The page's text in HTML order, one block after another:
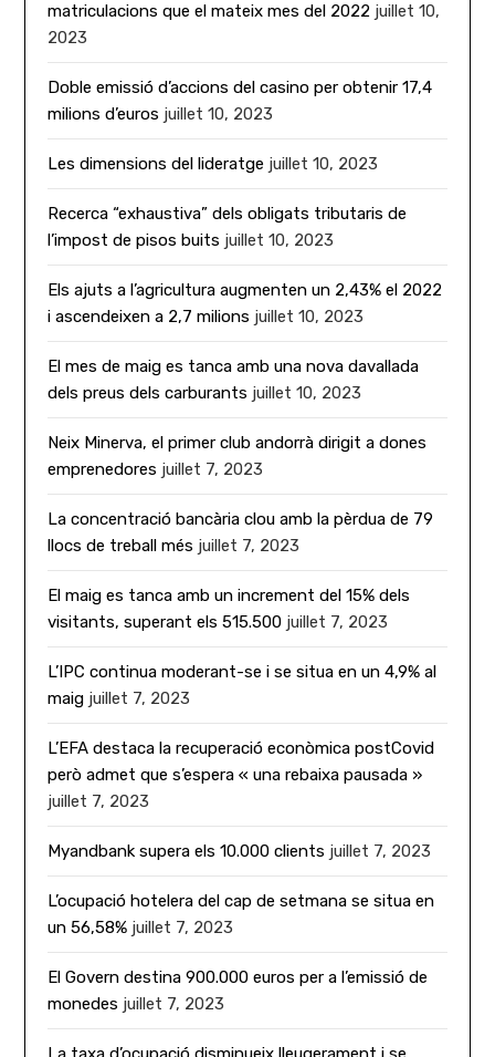
matriculacions que el mateix mes del 2022 juillet 10,
2023
Doble emissió d’accions del casino per obtenir 17,4
milions d’euros juillet 10, 2023
Les dimensions del lideratge juillet 10, 2023
Recerca “exhaustiva” dels obligats tributaris de
l’impost de pisos buits juillet 10, 2023
Els ajuts a l’agricultura augmenten un 2,43% el 2022
i ascendeixen a 2,7 milions juillet 10, 2023
El mes de maig es tanca amb una nova davallada
dels preus dels carburants juillet 10, 2023
Neix Minerva, el primer club andorrà dirigit a dones
emprenedores juillet 7, 2023
La concentració bancària clou amb la pèrdua de 79
llocs de treball més juillet 7, 2023
El maig es tanca amb un increment del 15% dels
visitants, superant els 515.500 juillet 7, 2023
L’IPC continua moderant-se i se situa en un 4,9% al
maig juillet 7, 2023
L’EFA destaca la recuperació econòmica postCovid
però admet que s’espera « una rebaixa pausada »
juillet 7, 2023
Myandbank supera els 10.000 clients juillet 7, 2023
L’ocupació hotelera del cap de setmana se situa en
un 56,58% juillet 7, 2023
El Govern destina 900.000 euros per a l’emissió de
monedes juillet 7, 2023